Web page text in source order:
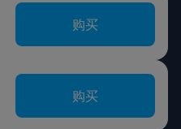
购买
购买